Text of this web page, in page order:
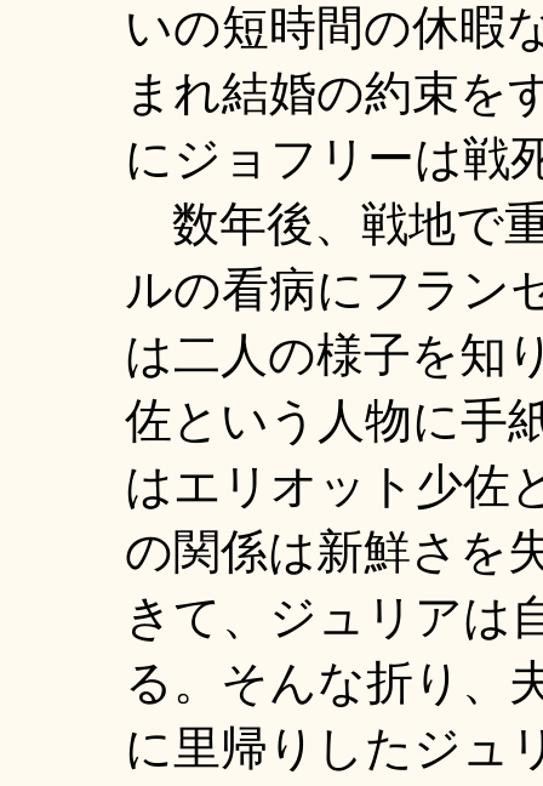
いの短時間の休暇
まれ結婚の約束
にジョフリーは戦
数年後、戦地で
ルの看病にフラン
は二人の様子を知
佐という人物に手
はエリオット少佐
の関係は新鮮さを
きて、ジュリアは
る。そんな折り、
に里帰りしたジュ